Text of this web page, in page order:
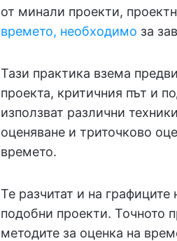
от минали проекти,
времето, необходимо за
Тази практика взема
проекта, критичния път и
използват различни
оценяване и триточково
времето.
Те разчитат и на
подобни проекти. Точното
методите за оценка на